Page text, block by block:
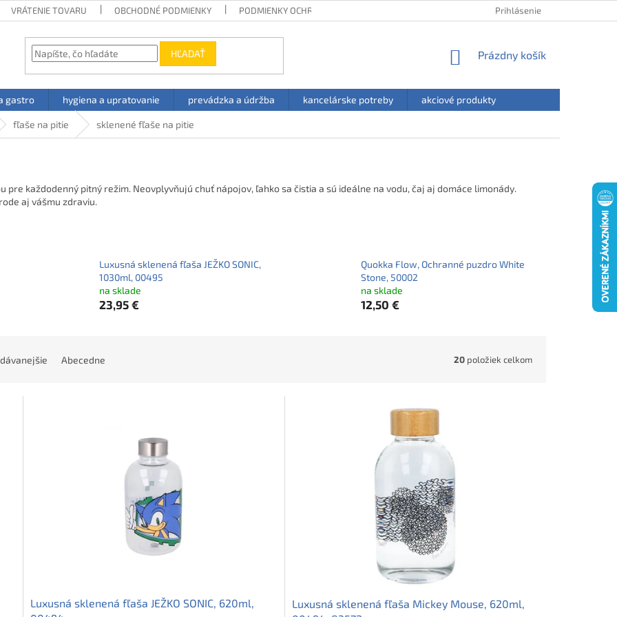
VRÁTENIE TOVARU OBCHODNÉ PODMIENKY PODMIENKY OCHRANY OSOBNÝCH ÚDAJOV HODNOTENIE OBCHODU
Prihlásenie
HĽADAŤ
NÁKUPNÝ
Prázdny košík
gastro hygiena a upratovanie prevádzka a údržba kancelárske potreby akciové produkty
fľaše na pitie sklenené fľaše na pitie
každodenný pitný režim. Neovplyvňujú chuť nápojov, ľahko sa čistia a sú ideálne na vodu, čaj aj domáce limonády.
aj vášmu zdraviu.
Luxusná sklenená fľaša JEŽKO SONIC,
1030ml, 00495
na sklade
23,95 €
Quokka Flow, Ochranné puzdro White
Stone, 50002
na sklade
12,50 €
Abecedne 20 položiek celkom
Luxusná sklenená fľaša JEŽKO SONIC, 620ml,
Luxusná sklenená fľaša Mickey Mouse, 620ml,